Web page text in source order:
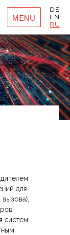
MENU
DE
EN
RU
для
систем